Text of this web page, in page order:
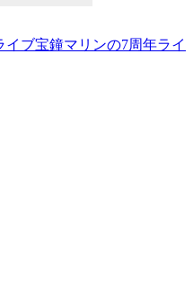
イブ宝鐘マリンの7周年ライ